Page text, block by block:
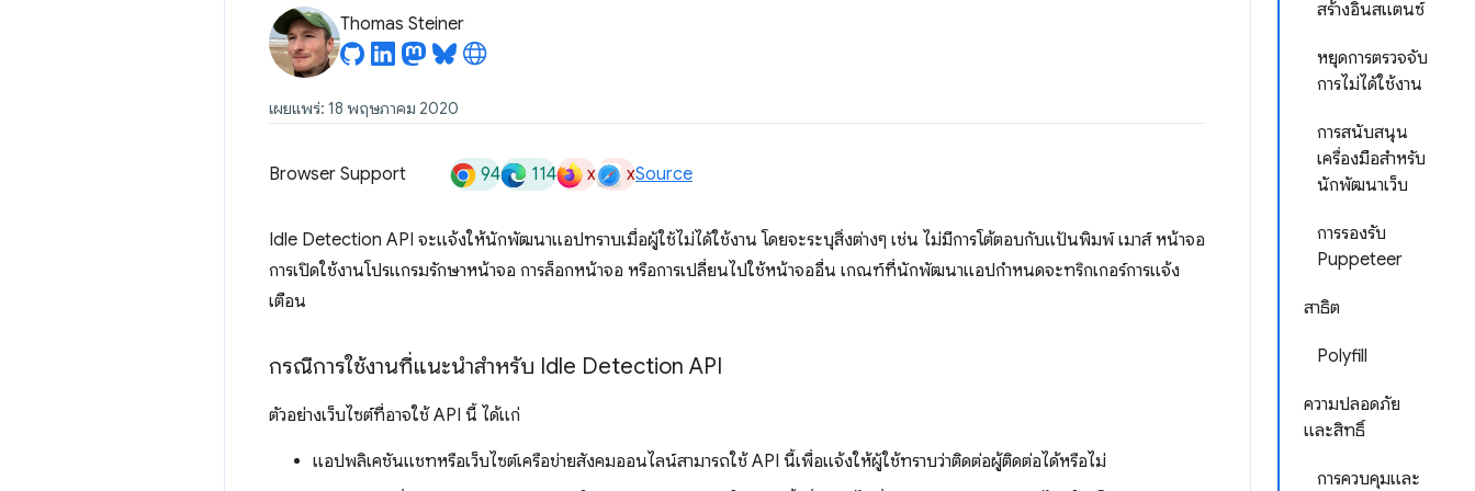
สร้างอินสแตนซ์
หยุดการตรวจจับ
การไม่ได้ใช้งาน
การสนับสนุน
เครื่องมือสำหรับ
นักพัฒนาเว็บ
การรองรับ
Puppeteer
สาธิต
Polyfill
ความปลอดภัย
และสิทธิ์
การควบคุมและ
Thomas Steiner
เผยแพร่: 18 พฤษภาคม 2020
Browser Support 94 114 x xSource
Idle Detection API จะแจ้งให้นักพัฒนาแอปทราบเมื่อผู้ใช้ไม่ได้ใช้งาน โดยจะระบุสิ่งต่างๆ เช่น ไม่มีการโต้ตอบกับแป้นพิมพ์ เมาส์ หน้าจอ
การเปิดใช้งานโปรแกรมรักษาหน้าจอ การล็อกหน้าจอ หรือการเปลี่ยนไปใช้หน้าจออื่น เกณฑ์ที่นักพัฒนาแอปกำหนดจะทริกเกอร์การแจ้ง
เตือน
กรณีการใช้งานที่แนะนำสำหรับ Idle Detection API
ตัวอย่างเว็บไซต์ที่อาจใช้ API นี้ ได้แก่
แอปพลิเคชันแชทหรือเว็บไซต์เครือข่ายสังคมออนไลน์สามารถใช้ API นี้เพื่อแจ้งให้ผู้ใช้ทราบว่าติดต่อผู้ติดต่อได้หรือไม่